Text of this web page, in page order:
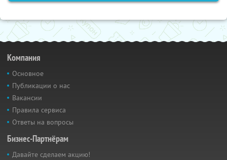
Компания
Основное
Публикации о нас
Вакансии
Правила сервиса
Ответы на вопросы
Бизнес-Партнёрам
Давайте сделаем акцию!